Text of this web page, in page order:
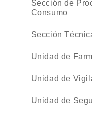
Sección de
Consumo
Sección
Unidad de
Unidad de
Unidad de